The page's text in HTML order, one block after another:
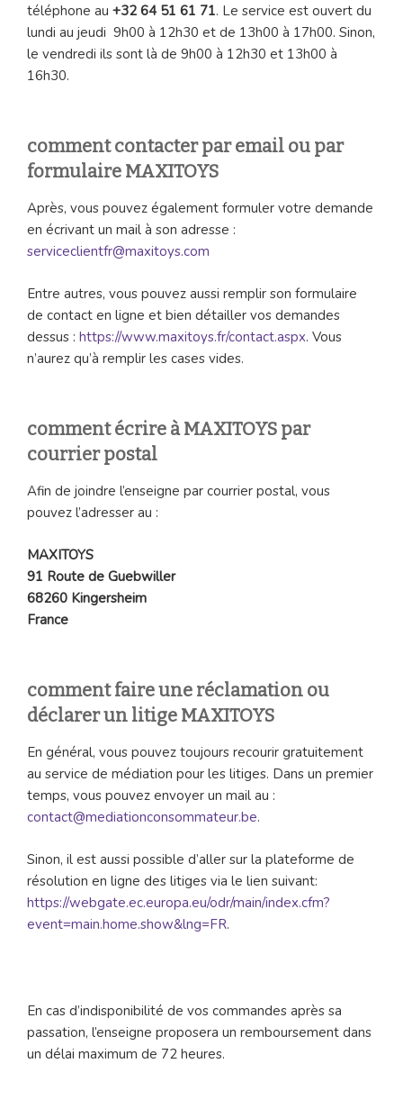
téléphone au +32 64 51 61 71. Le service est ouvert du
lundi au jeudi 9h00 à 12h30 et de 13h00 à 17h00. Sinon,
le vendredi ils sont là de 9h00 à 12h30 et 13h00 à
16h30.
comment contacter par email ou par
formulaire MAXITOYS
Après, vous pouvez également formuler votre demande
en écrivant un mail à son adresse :
serviceclientfr@maxitoys.com
Entre autres, vous pouvez aussi remplir son formulaire
de contact en ligne et bien détailler vos demandes
dessus : https://www.maxitoys.fr/contact.aspx. Vous
n’aurez qu’à remplir les cases vides.
comment écrire à MAXITOYS par
courrier postal
Afin de joindre l’enseigne par courrier postal, vous
pouvez l’adresser au :
MAXITOYS
91 Route de Guebwiller
68260 Kingersheim
France
comment faire une réclamation ou
déclarer un litige MAXITOYS
En général, vous pouvez toujours recourir gratuitement
au service de médiation pour les litiges. Dans un premier
temps, vous pouvez envoyer un mail au :
contact@mediationconsommateur.be.
Sinon, il est aussi possible d’aller sur la plateforme de
résolution en ligne des litiges via le lien suivant:
https://webgate.ec.europa.eu/odr/main/index.cfm?
event=main.home.show&lng=FR.
En cas d’indisponibilité de vos commandes après sa
passation, l’enseigne proposera un remboursement dans
un délai maximum de 72 heures.